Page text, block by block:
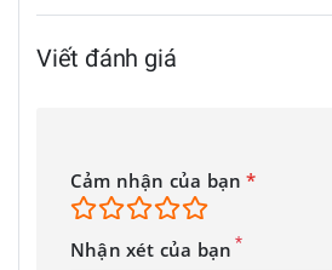
Viết đánh giá
Cảm nhận của bạn*
Nhận xét của bạn *